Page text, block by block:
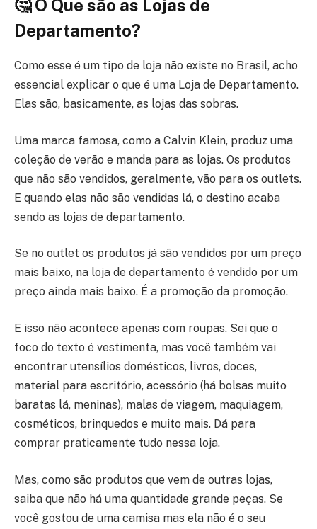
🤔 O Que são as Lojas de
Departamento?
Como esse é um tipo de loja não existe no Brasil, acho
essencial explicar o que é uma Loja de Departamento.
Elas são, basicamente, as lojas das sobras.
Uma marca famosa, como a Calvin Klein, produz uma
coleção de verão e manda para as lojas. Os produtos
que não são vendidos, geralmente, vão para os outlets.
E quando elas não são vendidas lá, o destino acaba
sendo as lojas de departamento.
Se no outlet os produtos já são vendidos por um preço
mais baixo, na loja de departamento é vendido por um
preço ainda mais baixo. É a promoção da promoção.
E isso não acontece apenas com roupas. Sei que o
foco do texto é vestimenta, mas você também vai
encontrar utensílios domésticos, livros, doces,
material para escritório, acessório (há bolsas muito
baratas lá, meninas), malas de viagem, maquiagem,
cosméticos, brinquedos e muito mais. Dá para
comprar praticamente tudo nessa loja.
Mas, como são produtos que vem de outras lojas,
saiba que não há uma quantidade grande peças. Se
você gostou de uma camisa mas ela não é o seu